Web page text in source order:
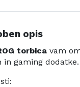
opis
torbicavam
in gaming dodatke.